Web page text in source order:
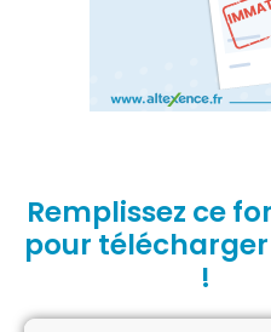
Remplissez ce
pour
!